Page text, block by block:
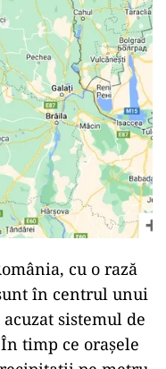
cu o rază
în centrul unui
sistemul de
timp ce orașele